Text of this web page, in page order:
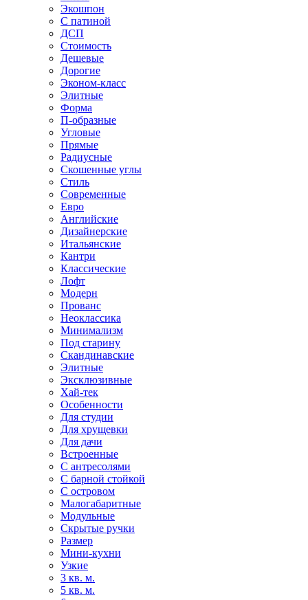
Экошпон
С патиной
ДСП
Стоимость
Дешевые
Дорогие
Эконом-класс
Элитные
Форма
П-образные
Угловые
Прямые
Радиусные
Скошенные углы
Стиль
Современные
Евро
Английские
Дизайнерские
Итальянские
Кантри
Классические
Лофт
Модерн
Прованс
Неоклассика
Минимализм
Под старину
Скандинавские
Элитные
Эксклюзивные
Хай-тек
Особенности
Для студии
Для хрущевки
Для дачи
Встроенные
С антресолями
С барной стойкой
С островом
Малогабаритные
Модульные
Скрытые ручки
Размер
Мини-кухни
Узкие
3 кв. м.
5 кв. м.